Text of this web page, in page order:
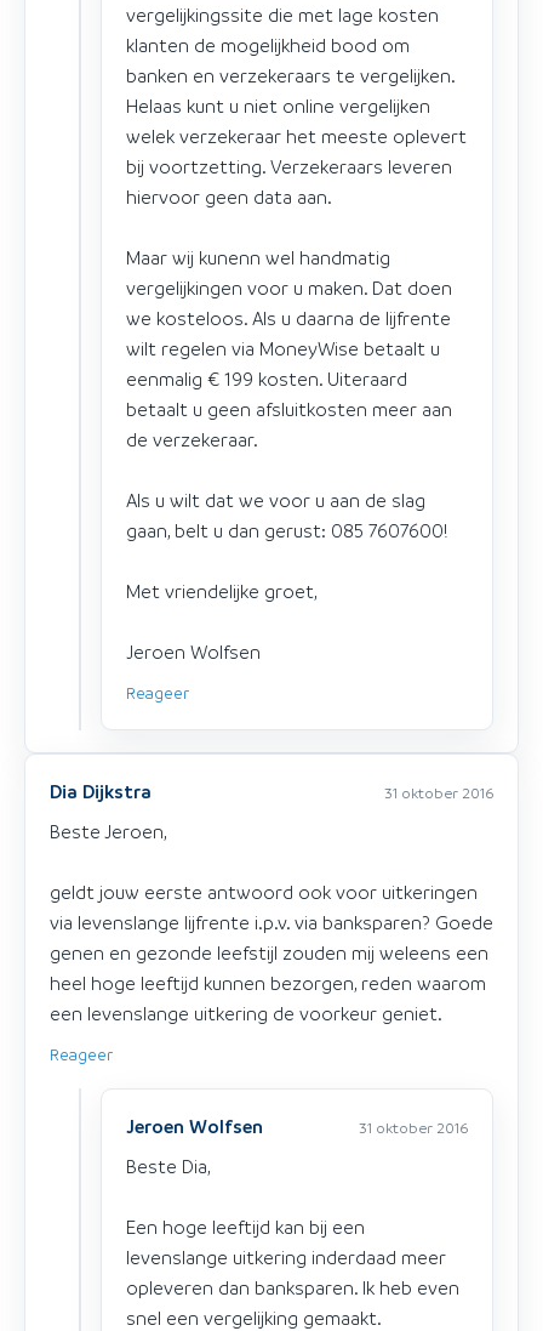
vergelijkingssite die met lage kosten
klanten de mogelijkheid bood om
banken en verzekeraars te vergelijken.
Helaas kunt u niet online vergelijken
welek verzekeraar het meeste oplevert
bij voortzetting. Verzekeraars leveren
hiervoor geen data aan.
Maar wij kunenn wel handmatig
vergelijkingen voor u maken. Dat doen
we kosteloos. Als u daarna de lijfrente
wilt regelen via MoneyWise betaalt u
eenmalig € 199 kosten. Uiteraard
betaalt u geen afsluitkosten meer aan
de verzekeraar.
Als u wilt dat we voor u aan de slag
gaan, belt u dan gerust: 085 7607600!
Met vriendelijke groet,
Jeroen Wolfsen
Reageer
Dia Dijkstra 31 oktober 2016
Beste Jeroen,
geldt jouw eerste antwoord ook voor uitkeringen
via levenslange lijfrente i.p.v. via banksparen? Goede
genen en gezonde leefstijl zouden mij weleens een
heel hoge leeftijd kunnen bezorgen, reden waarom
een levenslange uitkering de voorkeur geniet.
Reageer
Jeroen Wolfsen 31 oktober 2016
Beste Dia,
Een hoge leeftijd kan bij een
levenslange uitkering inderdaad meer
opleveren dan banksparen. Ik heb even
snel een vergelijking gemaakt.